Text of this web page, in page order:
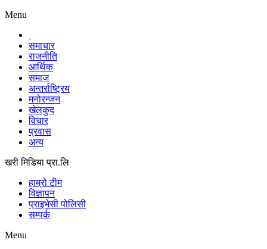
Menu
समाचार
राजनीति
आर्थिक
समाज
अन्तर्राष्ट्रिय
मनोरन्जन
खेलकुद
विचार
प्रवास
अन्य
खरी मिडिया प्रा.लि
हाम्रो टीम
विज्ञापन
प्राइभेसी पोलिसी
सम्पर्क
Menu